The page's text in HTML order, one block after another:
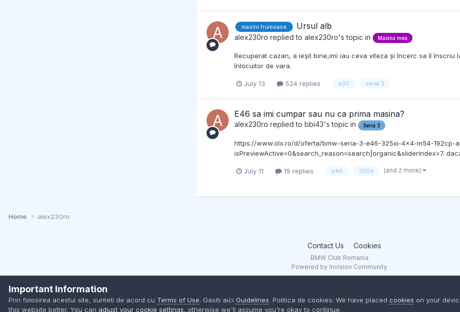
masini frumoase Ursul alb
alex230ro replied to alex230ro's topic in Masina mea
Recuperat cazan, a ieșit bine,imi iau ceva viteza și încerc sa îl înscriu
înlocuitor de vara.
July 13 524 replies e30 seria 3
E46 sa imi cumpar sau nu ca prima masina?
alex230ro replied to bbi43's topic in Seria 3
https://www.olx.ro/d/oferta/bmw-seria-3-e46-325xi-4x4-m54-192cp-
isPreviewActive=0&search_reason=search|organic&sliderIndex=7.
July 11 19 replies e46 320d (and 2 more)
Home alex230ro
Contact Us Cookies
BMW Club Romania
Powered by Invision Community
Important Information
Prin folosirea acestui site, sunteti de acord cu Terms of Use. Gasiti aici Guidelines. Politica de cookies: We have placed cookies on your
this website better. You can adjust your cookie settings, otherwise we'll assume you're okay to continue.